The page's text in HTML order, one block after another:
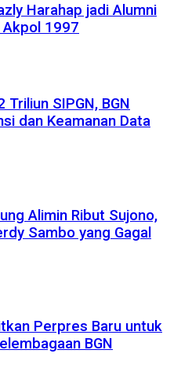
Harahap jadi Alumni
Akpol 1997
SIPGN, BGN
dan Keamanan Data
Alimin Ribut Sujono,
Sambo yang Gagal
Perpres Baru untuk
BGN